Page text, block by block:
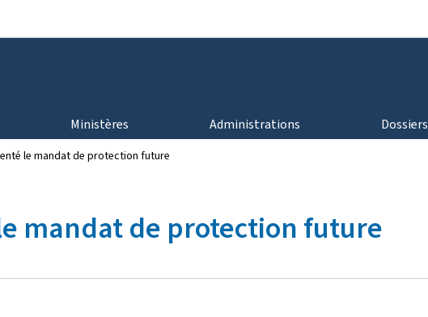
Ministères Administrations Dossiers
le mandat de protection future
mandat de protection future